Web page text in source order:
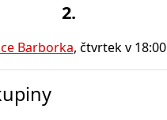
2.
Barborka, čtvrtek v 18:00